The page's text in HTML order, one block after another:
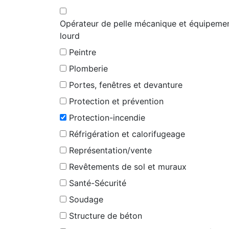
Opérateur de pelle mécanique et
lourd
Peintre
Plomberie
Portes, fenêtres et devanture
Protection et prévention
Protection-incendie
Réfrigération et calorifugeage
Représentation/vente
Revêtements de sol et muraux
Santé-Sécurité
Soudage
Structure de béton